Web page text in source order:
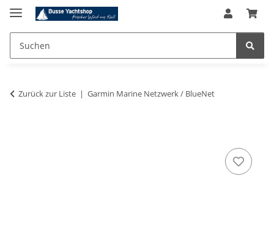
Zurück zur Liste Garmin Marine Netzwerk / BlueNet